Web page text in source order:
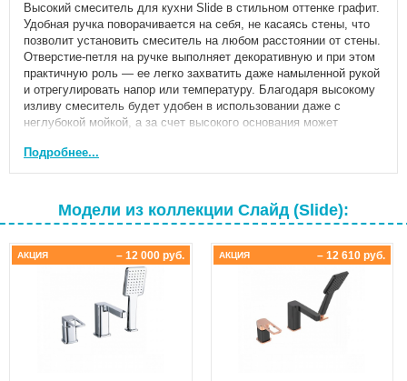
Высокий смеситель для кухни Slide в стильном оттенке графит.
Удобная ручка поворачивается на себя, не касаясь стены, что
позволит установить смеситель на любом расстоянии от стены.
Отверстие-петля на ручке выполняет декоративную и при этом
практичную роль — ее легко захватить даже намыленной рукой
и отрегулировать напор или температуру. Благодаря высокому
изливу смеситель будет удобен в использовании даже с
неглубокой мойкой, а за счет высокого основания может
ванной. • Пластиковый аэратор скрыт в корпусе излива. •
Надежный корпус из прочной первичной латуни с пониженным
давления и перепадам температуры воды. • Плавный ход ручки
и абсолютная точность регулировки температуры и напора воды
Картридж выдерживает максимальную температуру до 95С и
гидроудар до 35 атмосфер, прошел тестирование на жизненный
цикл по европейскому стандарту EN817. • Гарантия на
смеситель — 10 лет. (с)
Подробнее...
Модели из коллекции Слайд (Slide):
– 12 000 руб.
АКЦИЯ – 12 610 руб.
АКЦИЯ